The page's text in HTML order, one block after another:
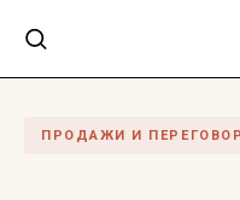
ПРОДАЖИ И